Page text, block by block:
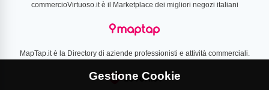
commercioVirtuoso.it è il Marketplace dei migliori negozi italiani
MapTap.it è la Directory di aziende professionisti e attività commerciali.
Gestione Cookie